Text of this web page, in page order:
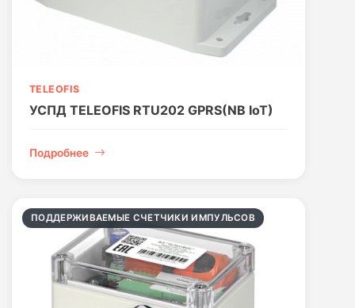
TELEOFIS
УСПД TELEOFIS RTU202 GPRS(NB IoT)
Подробнее
ПОДДЕРЖИВАЕМЫЕ СЧЕТЧИКИ ИМПУЛЬСОВ